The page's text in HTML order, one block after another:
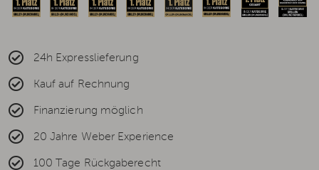
24h Expresslieferung
Kauf auf Rechnung
Finanzierung möglich
20 Jahre Weber Experience
100 Tage Rückgaberecht